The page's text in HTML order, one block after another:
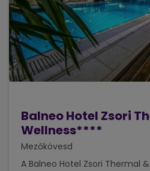
Balneo Hotel Zsori
Wellness****
Mezőkövesd
A Balneo Hotel Zsori Thermal